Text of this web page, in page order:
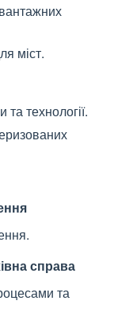
міст.
технології.
справа
та